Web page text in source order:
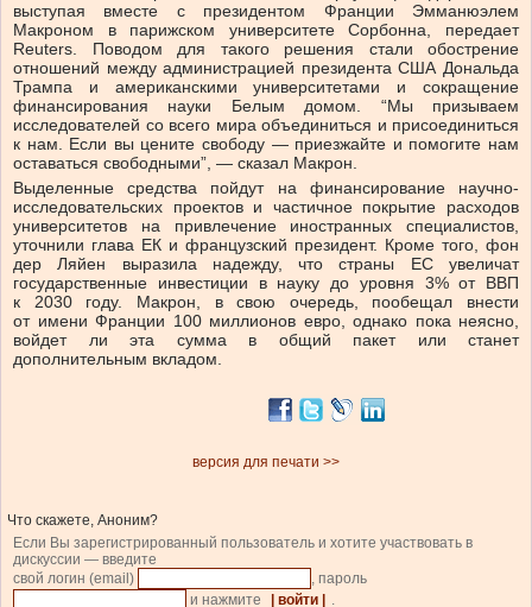
выступая вместе с президентом Франции Эмманюэлем
Макроном в парижском университете Сорбонна, передает
Reuters. Поводом для такого решения стали обострение
отношений между администрацией президента США Дональда
Трампа и американскими университетами и сокращение
финансирования науки Белым домом. “Мы призываем
исследователей со всего мира объединиться и присоединиться
к нам. Если вы цените свободу — приезжайте и помогите нам
оставаться свободными”, — сказал Макрон.
Выделенные средства пойдут на финансирование научно-
исследовательских проектов и частичное покрытие расходов
университетов на привлечение иностранных специалистов,
уточнили глава ЕК и французский президент. Кроме того, фон
дер Ляйен выразила надежду, что страны ЕС увеличат
государственные инвестиции в науку до уровня 3% от ВВП
к 2030 году. Макрон, в свою очередь, пообещал внести
от имени Франции 100 миллионов евро, однако пока неясно,
войдет ли эта сумма в общий пакет или станет
дополнительным вкладом.
версия для печати >>
Что скажете, Аноним?
Если Вы зарегистрированный пользователь и хотите участвовать в
дискуссии — введите
свой логин (email)
, пароль
и нажмите
| войти |
.